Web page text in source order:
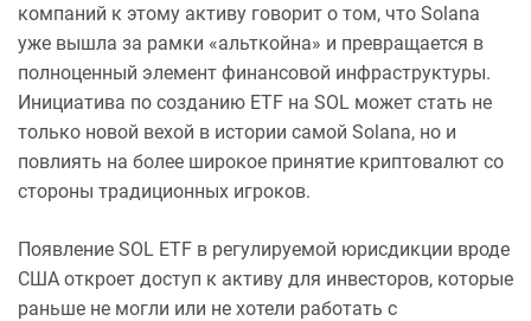
компаний к этому активу говорит о том, что Solana
уже вышла за рамки «альткойна» и превращается в
полноценный элемент финансовой инфраструктуры.
Инициатива по созданию ETF на SOL может стать не
только новой вехой в истории самой Solana, но и
повлиять на более широкое принятие криптовалют со
стороны традиционных игроков.
Появление SOL ETF в регулируемой юрисдикции вроде
США откроет доступ к активу для инвесторов, которые
раньше не могли или не хотели работать с